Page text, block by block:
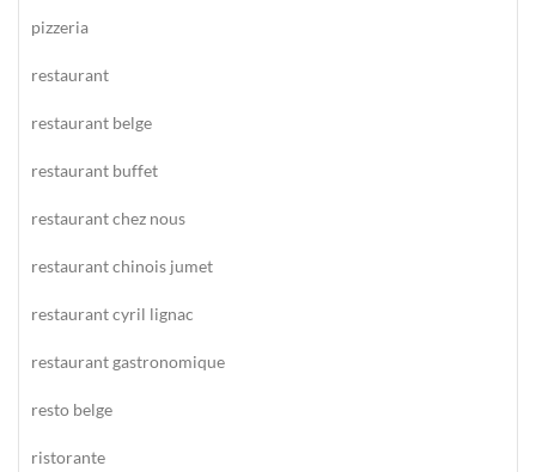
pizzeria
restaurant
restaurant belge
restaurant buffet
restaurant chez nous
restaurant chinois jumet
restaurant cyril lignac
restaurant gastronomique
resto belge
ristorante